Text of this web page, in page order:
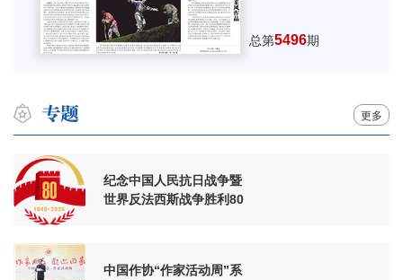
总第5496期
更多
纪念中国人民抗日战争暨
世界反法西斯战争胜利80
中国作协“作家活动周”系